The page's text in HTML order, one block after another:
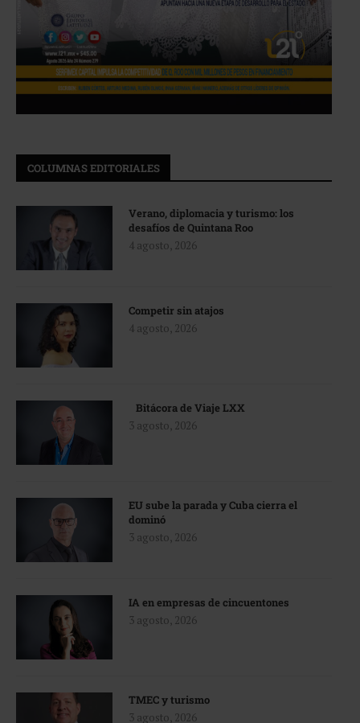
COLUMNAS EDITORIALES
Verano, diplomacia y turismo: los
desafíos de Quintana Roo
4 agosto, 2026
Competir sin atajos
4 agosto, 2026
Bitácora de Viaje LXX
3 agosto, 2026
EU sube la parada y Cuba cierra el
dominó
3 agosto, 2026
IA en empresas de cincuentones
3 agosto, 2026
TMEC y turismo
3 agosto, 2026